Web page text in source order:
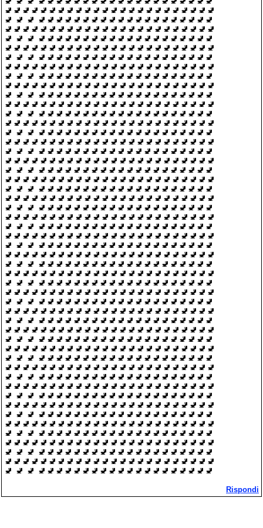
🚽🚽🚽🚽🚽🚽🚽🚽🚽🚽🚽🚽🚽🚽🚽🚽🚽🚽🚽🚽🚽🚽🚽🚽
🚽 🚽 🚽 🚽🚽🚽🚽🚽🚽🚽🚽🚽🚽🚽🚽🚽🚽🚽🚽🚽🚽🚽🚽
🚽🚽🚽🚽🚽🚽🚽🚽🚽🚽🚽🚽🚽🚽🚽🚽🚽🚽🚽🚽🚽🚽🚽🚽
🚽 🚽 🚽 🚽🚽🚽🚽🚽🚽🚽🚽🚽🚽🚽🚽🚽🚽🚽🚽🚽🚽🚽🚽
🚽🚽🚽🚽🚽🚽🚽🚽🚽🚽🚽🚽🚽🚽🚽🚽🚽🚽🚽🚽🚽🚽🚽🚽
🚽 🚽 🚽 🚽🚽🚽🚽🚽🚽🚽🚽🚽🚽🚽🚽🚽🚽🚽🚽🚽🚽🚽🚽
🚽🚽🚽🚽🚽🚽🚽🚽🚽🚽🚽🚽🚽🚽🚽🚽🚽🚽🚽🚽🚽🚽🚽🚽
🚽 🚽 🚽 🚽🚽🚽🚽🚽🚽🚽🚽🚽🚽🚽🚽🚽🚽🚽🚽🚽🚽🚽🚽
🚽🚽🚽🚽🚽🚽🚽🚽🚽🚽🚽🚽🚽🚽🚽🚽🚽🚽🚽🚽🚽🚽🚽🚽
🚽 🚽 🚽 🚽🚽🚽🚽🚽🚽🚽🚽🚽🚽🚽🚽🚽🚽🚽🚽🚽🚽🚽🚽
🚽🚽🚽🚽🚽🚽🚽🚽🚽🚽🚽🚽🚽🚽🚽🚽🚽🚽🚽🚽🚽🚽🚽🚽
🚽 🚽 🚽 🚽🚽🚽🚽🚽🚽🚽🚽🚽🚽🚽🚽🚽🚽🚽🚽🚽🚽🚽🚽
🚽🚽🚽🚽🚽🚽🚽🚽🚽🚽🚽🚽🚽🚽🚽🚽🚽🚽🚽🚽🚽🚽🚽🚽
🚽 🚽 🚽 🚽🚽🚽🚽🚽🚽🚽🚽🚽🚽🚽🚽🚽🚽🚽🚽🚽🚽🚽🚽
🚽🚽🚽🚽🚽🚽🚽🚽🚽🚽🚽🚽🚽🚽🚽🚽🚽🚽🚽🚽🚽🚽🚽🚽
🚽 🚽 🚽 🚽🚽🚽🚽🚽🚽🚽🚽🚽🚽🚽🚽🚽🚽🚽🚽🚽🚽🚽🚽
🚽🚽🚽🚽🚽🚽🚽🚽🚽🚽🚽🚽🚽🚽🚽🚽🚽🚽🚽🚽🚽🚽🚽🚽
🚽 🚽 🚽 🚽🚽🚽🚽🚽🚽🚽🚽🚽🚽🚽🚽🚽🚽🚽🚽🚽🚽🚽🚽
🚽🚽🚽🚽🚽🚽🚽🚽🚽🚽🚽🚽🚽🚽🚽🚽🚽🚽🚽🚽🚽🚽🚽🚽
🚽 🚽 🚽 🚽🚽🚽🚽🚽🚽🚽🚽🚽🚽🚽🚽🚽🚽🚽🚽🚽🚽🚽🚽
🚽🚽🚽🚽🚽🚽🚽🚽🚽🚽🚽🚽🚽🚽🚽🚽🚽🚽🚽🚽🚽🚽🚽🚽
🚽 🚽 🚽 🚽🚽🚽🚽🚽🚽🚽🚽🚽🚽🚽🚽🚽🚽🚽🚽🚽🚽🚽🚽
🚽🚽🚽🚽🚽🚽🚽🚽🚽🚽🚽🚽🚽🚽🚽🚽🚽🚽🚽🚽🚽🚽🚽🚽
🚽 🚽 🚽 🚽🚽🚽🚽🚽🚽🚽🚽🚽🚽🚽🚽🚽🚽🚽🚽🚽🚽🚽🚽
🚽🚽🚽🚽🚽🚽🚽🚽🚽🚽🚽🚽🚽🚽🚽🚽🚽🚽🚽🚽🚽🚽🚽🚽
🚽 🚽 🚽 🚽🚽🚽🚽🚽🚽🚽🚽🚽🚽🚽🚽🚽🚽🚽🚽🚽🚽🚽🚽
🚽🚽🚽🚽🚽🚽🚽🚽🚽🚽🚽🚽🚽🚽🚽🚽🚽🚽🚽🚽🚽🚽🚽🚽
🚽 🚽 🚽 🚽🚽🚽🚽🚽🚽🚽🚽🚽🚽🚽🚽🚽🚽🚽🚽🚽🚽🚽🚽
🚽🚽🚽🚽🚽🚽🚽🚽🚽🚽🚽🚽🚽🚽🚽🚽🚽🚽🚽🚽🚽🚽🚽🚽
🚽 🚽 🚽 🚽🚽🚽🚽🚽🚽🚽🚽🚽🚽🚽🚽🚽🚽🚽🚽🚽🚽🚽🚽
🚽🚽🚽🚽🚽🚽🚽🚽🚽🚽🚽🚽🚽🚽🚽🚽🚽🚽🚽🚽🚽🚽🚽🚽
🚽 🚽 🚽 🚽🚽🚽🚽🚽🚽🚽🚽🚽🚽🚽🚽🚽🚽🚽🚽🚽🚽🚽🚽
🚽🚽🚽🚽🚽🚽🚽🚽🚽🚽🚽🚽🚽🚽🚽🚽🚽🚽🚽🚽🚽🚽🚽🚽
🚽 🚽 🚽 🚽🚽🚽🚽🚽🚽🚽🚽🚽🚽🚽🚽🚽🚽🚽🚽🚽🚽🚽🚽
🚽🚽🚽🚽🚽🚽🚽🚽🚽🚽🚽🚽🚽🚽🚽🚽🚽🚽🚽🚽🚽🚽🚽🚽
🚽 🚽 🚽 🚽🚽🚽🚽🚽🚽🚽🚽🚽🚽🚽🚽🚽🚽🚽🚽🚽🚽🚽🚽
🚽🚽🚽🚽🚽🚽🚽🚽🚽🚽🚽🚽🚽🚽🚽🚽🚽🚽🚽🚽🚽🚽🚽🚽
🚽 🚽 🚽 🚽🚽🚽🚽🚽🚽🚽🚽🚽🚽🚽🚽🚽🚽🚽🚽🚽🚽🚽🚽
🚽🚽🚽🚽🚽🚽🚽🚽🚽🚽🚽🚽🚽🚽🚽🚽🚽🚽🚽🚽🚽🚽🚽🚽
🚽 🚽 🚽 🚽🚽🚽🚽🚽🚽🚽🚽🚽🚽🚽🚽🚽🚽🚽🚽🚽🚽🚽🚽
🚽🚽🚽🚽🚽🚽🚽🚽🚽🚽🚽🚽🚽🚽🚽🚽🚽🚽🚽🚽🚽🚽🚽🚽
🚽 🚽 🚽 🚽🚽🚽🚽🚽🚽🚽🚽🚽🚽🚽🚽🚽🚽🚽🚽🚽🚽🚽🚽
🚽🚽🚽🚽🚽🚽🚽🚽🚽🚽🚽🚽🚽🚽🚽🚽🚽🚽🚽🚽🚽🚽🚽🚽
🚽 🚽 🚽 🚽🚽🚽🚽🚽🚽🚽🚽🚽🚽🚽🚽🚽🚽🚽🚽🚽🚽🚽🚽
🚽🚽🚽🚽🚽🚽🚽🚽🚽🚽🚽🚽🚽🚽🚽🚽🚽🚽🚽🚽🚽🚽🚽🚽
🚽 🚽 🚽 🚽🚽🚽🚽🚽🚽🚽🚽🚽🚽🚽🚽🚽🚽🚽🚽🚽🚽🚽🚽
🚽🚽🚽🚽🚽🚽🚽🚽🚽🚽🚽🚽🚽🚽🚽🚽🚽🚽🚽🚽🚽🚽🚽🚽
🚽 🚽 🚽 🚽🚽🚽🚽🚽🚽🚽🚽🚽🚽🚽🚽🚽🚽🚽🚽🚽🚽🚽🚽
🚽🚽🚽🚽🚽🚽🚽🚽🚽🚽🚽🚽🚽🚽🚽🚽🚽🚽🚽🚽🚽🚽🚽🚽
🚽 🚽 🚽 🚽🚽🚽🚽🚽🚽🚽🚽🚽🚽🚽🚽🚽🚽🚽🚽🚽🚽🚽🚽
Rispondi